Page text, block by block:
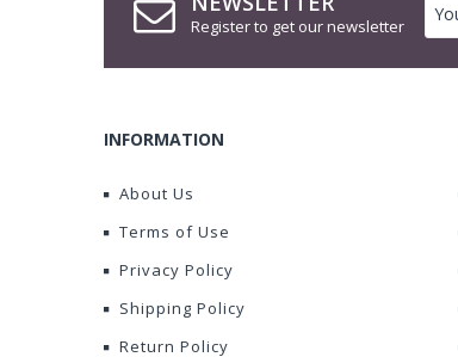
Register to get our newsletter
INFORMATION
About Us
Terms of Use
Privacy Policy
Shipping Policy
Return Policy